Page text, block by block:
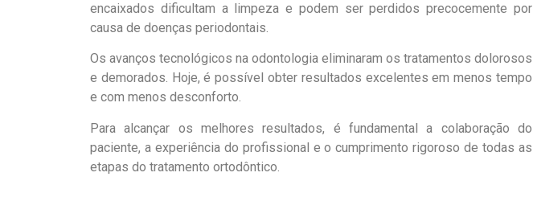
encaixados dificultam a limpeza e podem ser perdidos precocemente por
causa de doenças periodontais.
Os avanços tecnológicos na odontologia eliminaram os tratamentos dolorosos
e demorados. Hoje, é possível obter resultados excelentes em menos tempo
e com menos desconforto.
Para alcançar os melhores resultados, é fundamental a colaboração do
paciente, a experiência do profissional e o cumprimento rigoroso de todas as
etapas do tratamento ortodôntico.